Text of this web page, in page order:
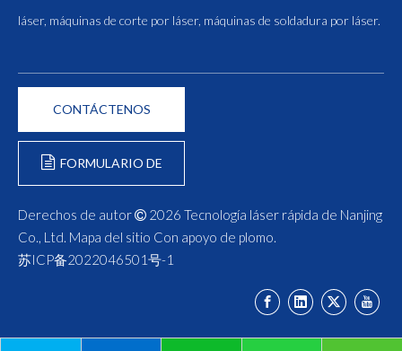
láser, máquinas de corte por láser, máquinas de soldadura por láser.
CONTÁCTENOS
FORMULARIO DE
Derechos de autor  2026 Tecnología láser rápida de Nanjing
Co., Ltd. Mapa del sitio Con apoyo de plomo.
苏ICP备2022046501号-1